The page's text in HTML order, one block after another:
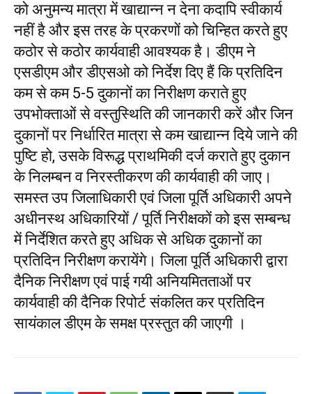
को अनुमन्य मात्रा में खाद्यान्न न देना कदापि स्वीकार्य
नहीं है और इस तरह के प्रकरणों को चिन्हित करते हुए
कठोर से कठोर कार्यवाही आवश्यक है। डीएम ने
एसडीएम और डीएसओ को निर्देश दिए हैं कि प्रतिदिन
कम से कम 5-5 दुकानों का निरीक्षण कराते हुए
उपभोक्ताओं से वस्तुस्थिति की जानकारी करें और जिन
दुकानों पर निर्धारित मात्रा से कम खाद्यान्न दिये जाने की
पुष्टि हो, उसके विरूद्ध प्राथमिकी दर्ज कराते हुए दुकान
के निलम्बन व निरस्तीकरण की कार्यवाही की जाए।
समस्त उप जिलाधिकारी एवं जिला पूर्ति अधिकारी अपने
अधीनस्थ अधिकारियों / पूर्ति निरीक्षकों को इस सम्बन्ध
में निर्देशित करते हुए अधिक से अधिक दुकानों का
प्रतिदिन निरीक्षण करायेंगे। जिला पूर्ति अधिकारी द्वारा
दैनिक निरीक्षण एवं पाई गयी अनियमितताओं पर
कार्यवाही की दैनिक रिपोर्ट संकलित कर प्रतिदिन
सायंकाल डीएम के समक्ष प्रस्तुत की जाएगी ।